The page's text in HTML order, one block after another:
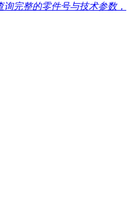
询完整的零件号与技术参数，